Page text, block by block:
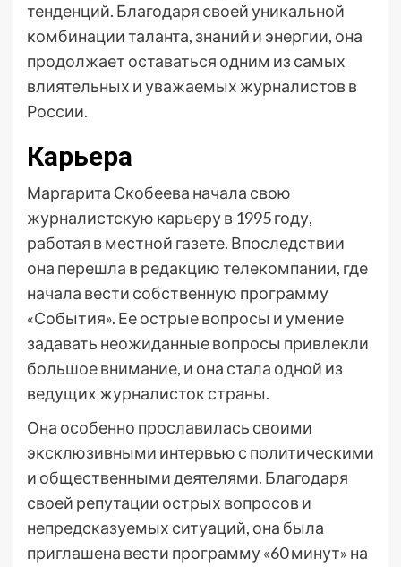
тенденций. Благодаря своей уникальной
комбинации таланта, знаний и энергии, она
продолжает оставаться одним из самых
влиятельных и уважаемых журналистов в
России.
Карьера
Маргарита Скобеева начала свою
журналистскую карьеру в 1995 году,
работая в местной газете. Впоследствии
она перешла в редакцию телекомпании, где
начала вести собственную программу
«События». Ее острые вопросы и умение
задавать неожиданные вопросы привлекли
большое внимание, и она стала одной из
ведущих журналисток страны.
Она особенно прославилась своими
эксклюзивными интервью с политическими
и общественными деятелями. Благодаря
своей репутации острых вопросов и
непредсказуемых ситуаций, она была
приглашена вести программу «60 минут» на